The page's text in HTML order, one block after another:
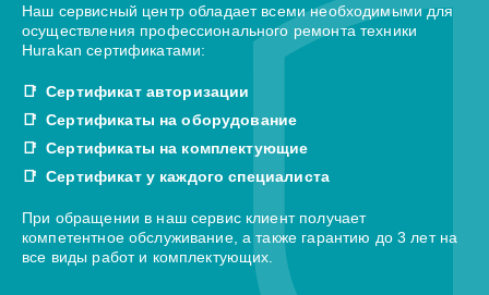
Наш сервисный центр обладает всеми необходимыми для
осуществления профессионального ремонта техники
Hurakan сертификатами:
Сертификат авторизации
Сертификаты на оборудование
Сертификаты на комплектующие
Сертификат у каждого специалиста
При обращении в наш сервис клиент получает
компетентное обслуживание, а также гарантию до 3 лет на
все виды работ и комплектующих.